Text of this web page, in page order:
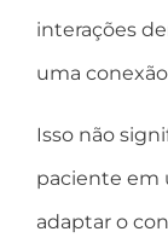
interações
uma
Isso não
paciente em
adaptar o